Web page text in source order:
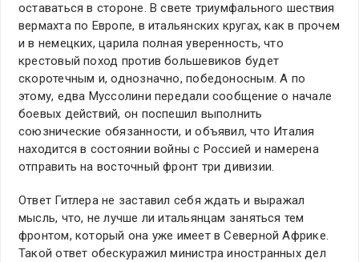
оставаться в стороне. В свете триумфального шествия
вермахта по Европе, в итальянских кругах, как в прочем
и в немецких, царила полная уверенность, что
крестовый поход против большевиков будет
скоротечным и, однозначно, победоносным. А по
этому, едва Муссолини передали сообщение о начале
боевых действий, он поспешил выполнить
союзнические обязанности, и объявил, что Италия
находится в состоянии войны с Россией и намерена
отправить на восточный фронт три дивизии.
Ответ Гитлера не заставил себя ждать и выражал
мысль, что, не лучше ли итальянцам заняться тем
фронтом, который она уже имеет в Северной Африке.
Такой ответ обескуражил министра иностранных дел